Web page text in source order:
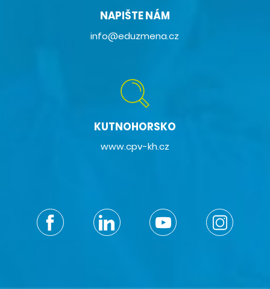
NAPIŠTE NÁM
info@eduzmena.cz
KUTNOHORSKO
www.cpv-kh.cz